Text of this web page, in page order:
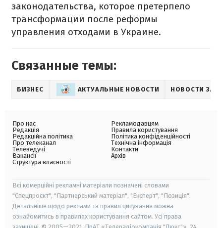
законодательства, которое претерпело
трансформации после реформы
управления отходами в Украине.
Связанные темы:
БИЗНЕС АКТУАЛЬНЫЕ НОВОСТИ НОВОСТИ
Про нас
Редакція
Редакційна політика
Про телеканал
Телеведучі
Вакансії
Структура власності
Рекламодавцям
Правила користування
Політика конфіденційності
Технічна інформація
Контакти
Архів
Всі комерційні рекламні матеріали позначені словами
"Спецпроєкт", "Партнерський матеріал", "Експерт", "Позиція".
Детальніше щодо реклами та правил цитування можна
ознайомитись в правилах користування сайтом. Усі права